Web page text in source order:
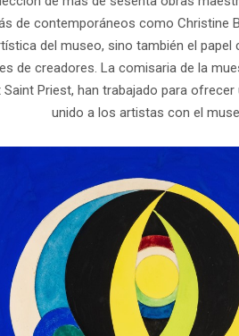
de contemporáneos como Christine
del museo, sino también el
de creadores. La comisaria de la
Priest, han trabajado para
unido a los artistas con el